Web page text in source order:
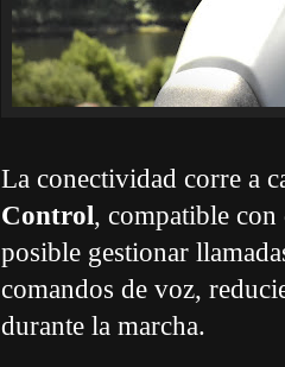
La conectividad corre a
Control, compatible
posible gestionar
comandos de voz,
durante la marcha.